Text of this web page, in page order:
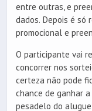
entre outras, e
dados. Depois é só
promocional e
O participante vai
concorrer nos
certeza não pode
chance de ganhar
pesadelo do